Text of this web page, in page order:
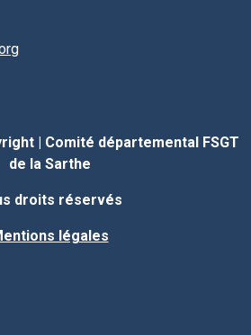
| Comité départemental FSGT
de la Sarthe
droits réservés
légales